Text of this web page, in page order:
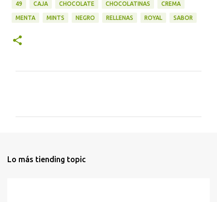
49 CAJA CHOCOLATE CHOCOLATINAS CREMA
MENTA MINTS NEGRO RELLENAS ROYAL SABOR
Lo más tiending topic